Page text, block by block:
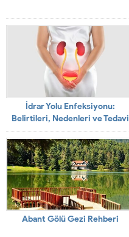
İdrar Yolu Enfeksiyonu:
Belirtileri, Nedenleri ve Tedavi
Yöntemleri
Abant Gölü Gezi Rehberi